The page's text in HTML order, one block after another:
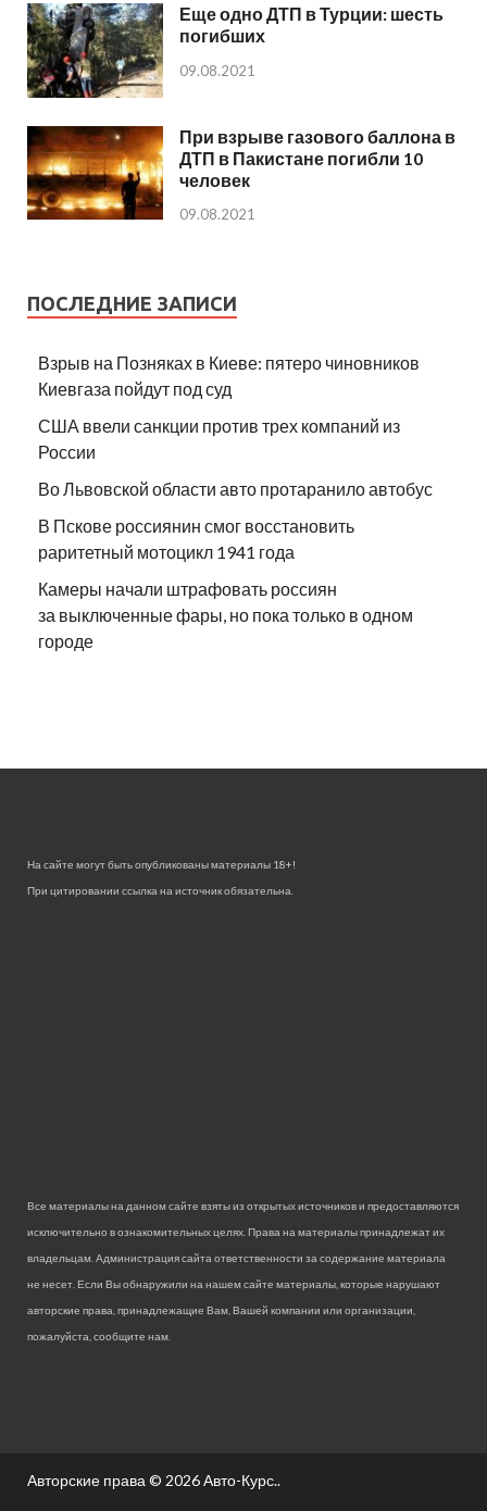
Еще одно ДТП в Турции: шесть
погибших
09.08.2021
При взрыве газового баллона в
ДТП в Пакистане погибли 10
человек
09.08.2021
ПОСЛЕДНИЕ ЗАПИСИ
Взрыв на Позняках в Киеве: пятеро чиновников
Киевгаза пойдут под суд
США ввели санкции против трех компаний из
России
Во Львовской области авто протаранило автобус
В Пскове россиянин смог восстановить
раритетный мотоцикл 1941 года
Камеры начали штрафовать россиян
за выключенные фары, но пока только в одном
городе
На сайте могут быть опубликованы материалы 18+!
При цитировании ссылка на источник обязательна.
Все материалы на данном сайте взяты из открытых источников и предоставляются
исключительно в ознакомительных целях. Права на материалы принадлежат их
владельцам. Администрация сайта ответственности за содержание материала
не несет. Если Вы обнаружили на нашем сайте материалы, которые нарушают
авторские права, принадлежащие Вам, Вашей компании или организации,
пожалуйста, сообщите нам.
Авторские права © 2026Авто-Курс..